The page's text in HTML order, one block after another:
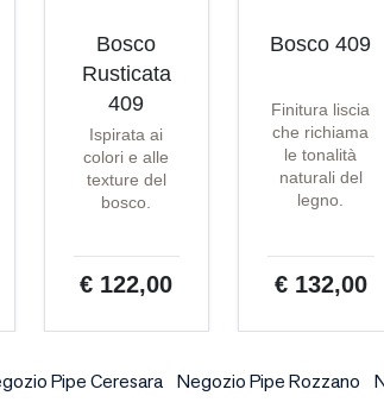
Bosco
Rusticata
409
Ispirata ai
colori e alle
texture del
bosco.
€ 122,00
Bosco 409
Finitura liscia
che richiama
le tonalità
naturali del
legno.
€ 132,00
Pipe Ceresara Negozio Pipe Rozzano